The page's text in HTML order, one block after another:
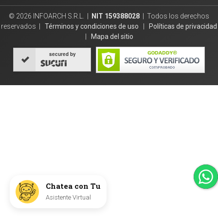
Chatea con Tu
Asistente Virtual
© 2026 INFOARCH S.R.L. | NIT 159388028 | Todos los derechos
reservados | Términos y condiciones de uso
Políticas de privacidad
Mapa del sitio
secured by